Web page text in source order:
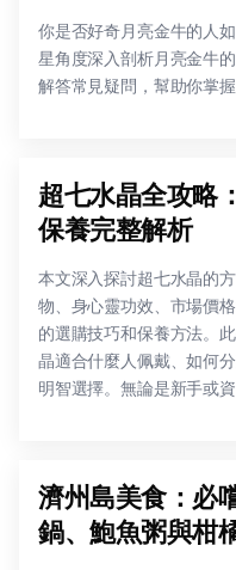
你是否好奇月亮金牛的人
星角度深入剖析月亮金牛
解答常見疑問，幫助你掌
超七水晶全攻略
保養完整解析
本文深入探討超七水晶的
物、身心靈功效、市場價
的選購技巧和保養方法。
晶適合什麼人佩戴、如何
明智選擇。無論是新手或
濟州島美食：必
鍋、鮑魚粥與柑